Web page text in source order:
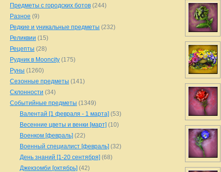
Предметы с городских ботов (244)
Разное (9)
Редкие и уникальные предметы (232)
Реликвии (15)
Рецепты (28)
Рудник в Mooncity (175)
Руны (1260)
Сезонные предметы (141)
Склонности (34)
Событийные предметы (1349)
Валентай [1 февраля - 1 марта] (53)
Весенние цветы и венки [март] (10)
Военком [февраль] (22)
Военный специалист [февраль] (32)
День знаний [1-20 сентября] (68)
Джекзомби [октябрь] (42)